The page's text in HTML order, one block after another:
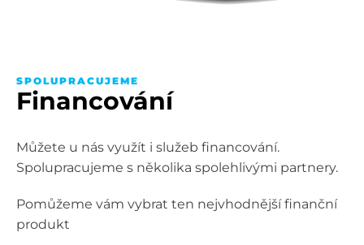
SPOLUPRACUJEME
Financování
Můžete u nás využít i služeb financování.
Spolupracujeme s několika spolehlivými partnery.
Pomůžeme vám vybrat ten nejvhodnější finanční
produkt